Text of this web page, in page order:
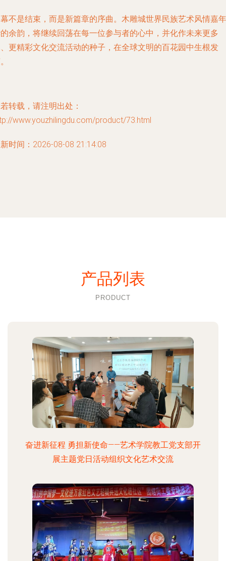
不是结束，而是新篇章的序曲。木雕城世界民族艺术风情嘉年
余韵，将继续回荡在每一位参与者的心中，并化作未来更多
更精彩文化交流活动的种子，在全球文明的百花园中生根发
转载，请注明出处：
www.youzhilingdu.com/product/73.html
时间：2026-08-08 21:14:08
产品列表
PRODUCT
奋进新征程 勇担新使命——艺术学院教工党支部开
展主题党日活动组织文化艺术交流